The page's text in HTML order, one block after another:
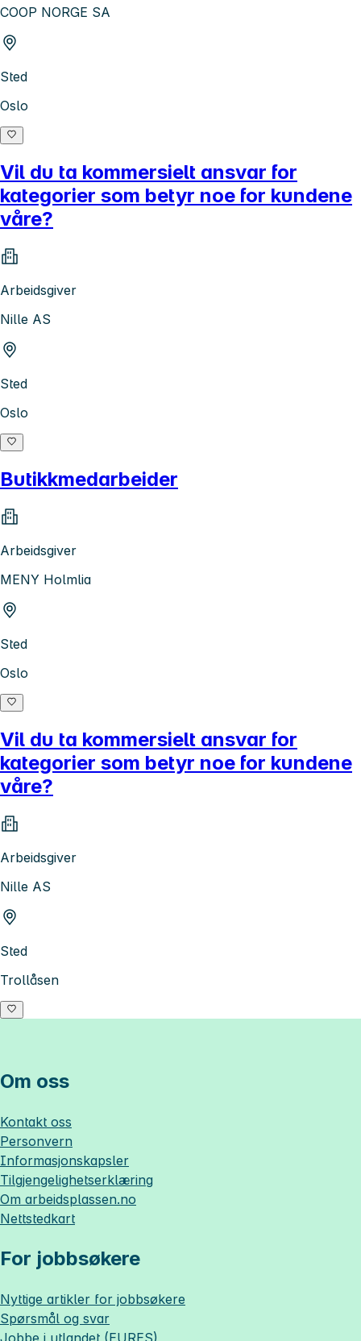
COOP NORGE SA
Sted
Oslo
Vil du ta kommersielt ansvar for
kategorier som betyr noe for kundene
våre?
Arbeidsgiver
Nille AS
Sted
Oslo
Butikkmedarbeider
Arbeidsgiver
MENY Holmlia
Sted
Oslo
Vil du ta kommersielt ansvar for
kategorier som betyr noe for kundene
våre?
Arbeidsgiver
Nille AS
Sted
Trollåsen
Om oss
Kontakt oss
Personvern
Informasjonskapsler
Tilgjengelighetserklæring
Om arbeidsplassen.no
Nettstedkart
For jobbsøkere
Nyttige artikler for jobbsøkere
Spørsmål og svar
Jobbe i utlandet (EURES)